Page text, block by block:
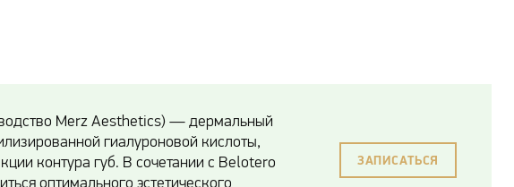
Merz Aesthetics) — дермальный
гиалуроновой кислоты,
контура губ. В сочетании с Belotero
оптимального эстетического
ЗАПИСАТЬСЯ